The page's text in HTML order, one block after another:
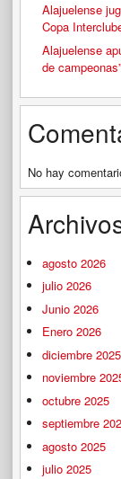
Alajuelense
Copa
Alajuelense
de
No hay
agosto 2026
julio 2026
Junio 2026
Enero 2026
diciembre 2025
noviembre
octubre 2025
septiembre
agosto 2025
julio 2025